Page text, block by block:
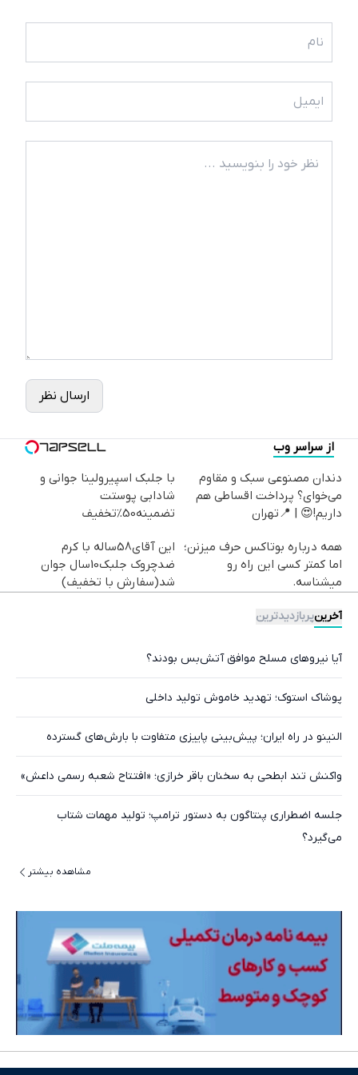
ارسال نظر
از سراسر وب
دندان مصنوعی سبک و مقاوم
می‌خوای؟ پرداخت اقساطی هم
داریم!😍 | 📍تهران
با جلبک اسپیرولینا جوانی و
شادابی پوستت
تضمینه50%تخفیف
همه درباره بوتاکس حرف میزنن؛
اما کمتر کسی این راه رو
میشناسه.
این آقای58ساله با کرم
ضدچروک جلبک10سال جوان
شد(سفارش با تخفیف)
آخرینپربازدیدترین
آیا نیروهای مسلح موافق آتش‌بس بودند؟
پوشاک استوک؛ تهدید خاموش تولید داخلی
النینو در راه ایران؛ پیش‌بینی پاییزی متفاوت با بارش‌های گسترده
واکنش تند ابطحی به سخنان باقر خرازی؛ «افتتاح شعبه رسمی داعش»
جلسه اضطراری پنتاگون به دستور ترامپ؛ تولید مهمات شتاب
می‌گیرد؟
مشاهده بیشتر